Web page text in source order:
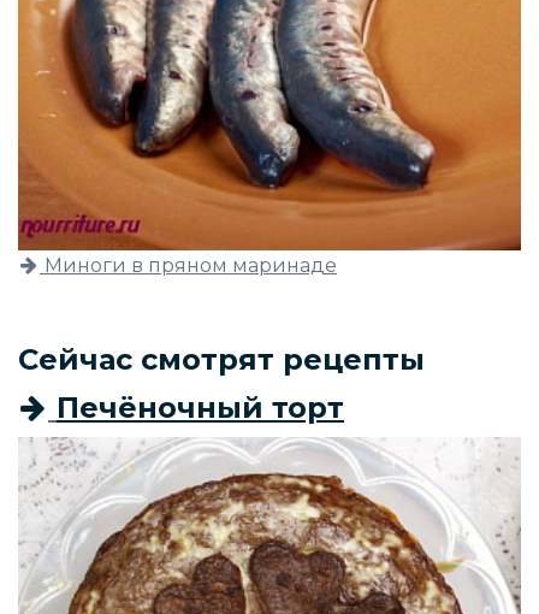
Миноги в пряном маринаде
Сейчас смотрят рецепты
Печёночный торт